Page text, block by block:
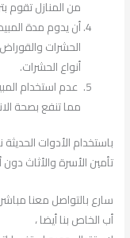
من المنازل تقوم
أن يدوم مدة
الحشرات
أنواع الحشرات.
عدم استخدام
مما تنفع بصحة
باستخدام الأدوات
تأمين الأسرة والأثاث دون
أب الخاص بنا أيضا ،